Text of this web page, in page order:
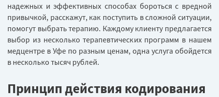
надежных и эффективных способах бороться с вредной
привычкой, расскажут, как поступить в сложной ситуации,
помогут выбрать терапию. Каждому клиенту предлагается
выбор из несколько терапевтических программ в нашем
медцентре в Уфе по разным ценам, одна услуга обойдется
в несколько тысяч рублей.
Принцип действия кодирования